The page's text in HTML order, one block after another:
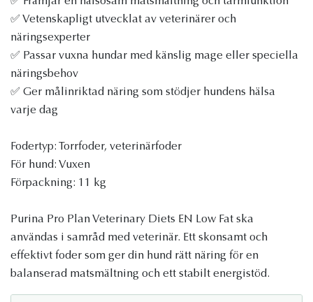
✅ Vetenskapligt utvecklat av veterinärer och
näringsexperter
✅ Passar vuxna hundar med känslig mage eller speciella
näringsbehov
✅ Ger målinriktad näring som stödjer hundens hälsa
varje dag
Fodertyp: Torrfoder, veterinärfoder
För hund: Vuxen
Förpackning: 11 kg
Purina Pro Plan Veterinary Diets EN Low Fat ska
användas i samråd med veterinär. Ett skonsamt och
effektivt foder som ger din hund rätt näring för en
balanserad matsmältning och ett stabilt energistöd.